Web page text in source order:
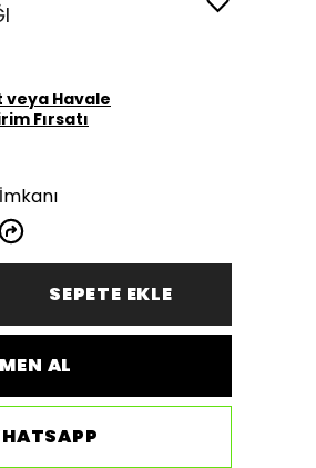
veya Havale
Fırsatı
SEPETE EKLE
AL